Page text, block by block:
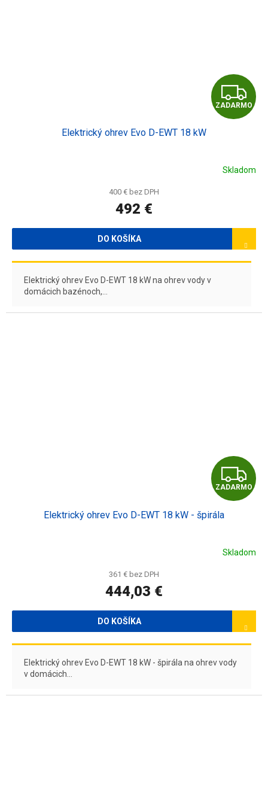
Z
A
A
O
ZADARMO
Elektrický ohrev Evo D-EWT 18 kW
Skladom
400 € bez DPH
492 €
DO KOŠÍKA
Elektrický ohrev Evo D-EWT 18 kW na ohrev vody v
domácich bazénoch,...
Z
A
A
O
ZADARMO
Elektrický ohrev Evo D-EWT 18 kW - špirála
Skladom
361 € bez DPH
444,03 €
DO KOŠÍKA
Elektrický ohrev Evo D-EWT 18 kW - špirála na ohrev vody
v domácich...